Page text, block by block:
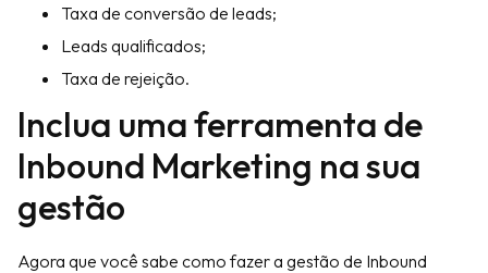
Taxa de conversão de leads;
Leads qualificados;
Taxa de rejeição.
Inclua uma ferramenta de
Inbound Marketing na sua
gestão
Agora que você sabe como fazer a gestão de Inbound